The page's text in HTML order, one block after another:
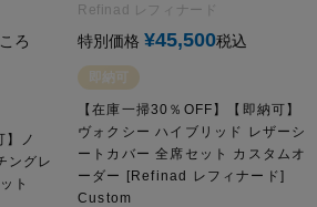
ろ
】ノ
ングレ
ト
Refinad レフィナード
特別価格 ¥45,500税込
即納可
【在庫一掃30％OFF】【即納可】
ヴォクシー ハイブリッド レザーシ
ートカバー 全席セット カスタムオ
ーダー [Refinad レフィナード]
Custom